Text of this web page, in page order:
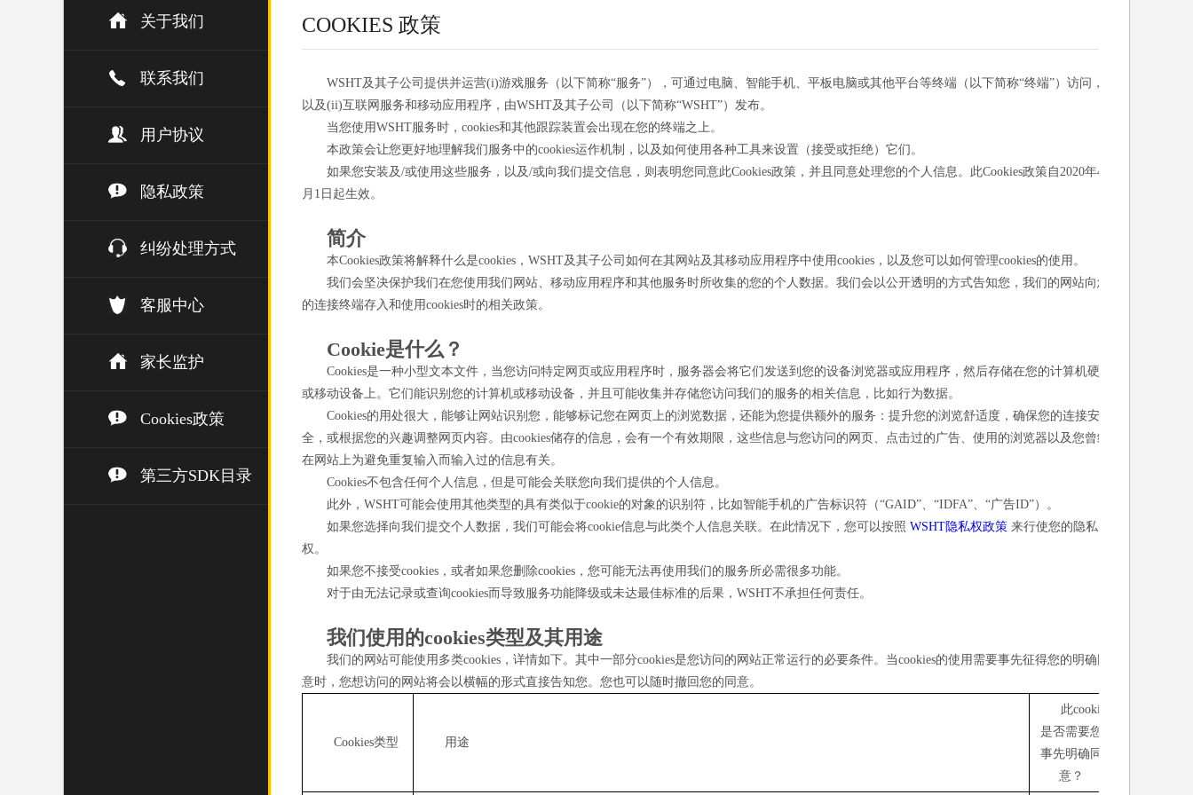
关于我们
联系我们
用户协议
隐私政策
纠纷处理方式
客服中心
家长监护
Cookies政策
第三方SDK目录
COOKIES 政策
WSHT及其子公司提供并运营(i)游戏服务（以下简称“服务”），可通过电脑、智能手机、平板电脑或其他平台等终端（以下简称“终端”）访问，
以及(ii)互联网服务和移动应用程序，由WSHT及其子公司（以下简称“WSHT”）发布。
当您使用WSHT服务时，cookies和其他跟踪装置会出现在您的终端之上。
本政策会让您更好地理解我们服务中的cookies运作机制，以及如何使用各种工具来设置（接受或拒绝）它们。
如果您安装及/或使用这些服务，以及/或向我们提交信息，则表明您同意此Cookies政策，并且同意处理您的个人信息。此Cookies政策自2020年4
月1日起生效。
简介
本Cookies政策将解释什么是cookies，WSHT及其子公司如何在其网站及其移动应用程序中使用cookies，以及您可以如何管理cookies的使用。
我们会坚决保护我们在您使用我们网站、移动应用程序和其他服务时所收集的您的个人数据。我们会以公开透明的方式告知您，我们的网站向您
的连接终端存入和使用cookies时的相关政策。
Cookie是什么？
Cookies是一种小型文本文件，当您访问特定网页或应用程序时，服务器会将它们发送到您的设备浏览器或应用程序，然后存储在您的计算机硬盘
或移动设备上。它们能识别您的计算机或移动设备，并且可能收集并存储您访问我们的服务的相关信息，比如行为数据。
Cookies的用处很大，能够让网站识别您，能够标记您在网页上的浏览数据，还能为您提供额外的服务：提升您的浏览舒适度，确保您的连接安
全，或根据您的兴趣调整网页内容。由cookies储存的信息，会有一个有效期限，这些信息与您访问的网页、点击过的广告、使用的浏览器以及您曾经
在网站上为避免重复输入而输入过的信息有关。
Cookies不包含任何个人信息，但是可能会关联您向我们提供的个人信息。
此外，WSHT可能会使用其他类型的具有类似于cookie的对象的识别符，比如智能手机的广告标识符（“GAID”、“IDFA”、“广告ID”）。
如果您选择向我们提交个人数据，我们可能会将cookie信息与此类个人信息关联。在此情况下，您可以按照 WSHT隐私权政策 来行使您的隐私
权。
如果您不接受cookies，或者如果您删除cookies，您可能无法再使用我们的服务所必需很多功能。
对于由无法记录或查询cookies而导致服务功能降级或未达最佳标准的后果，WSHT不承担任何责任。
我们使用的cookies类型及其用途
我们的网站可能使用多类cookies，详情如下。其中一部分cookies是您访问的网站正常运行的必要条件。当cookies的使用需要事先征得您的明确同
意时，您想访问的网站将会以横幅的形式直接告知您。您也可以随时撤回您的同意。
Cookies类型 用途
此cookie
是否需要您
事先明确同
意？